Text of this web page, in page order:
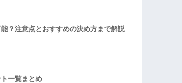
？注意点とおすすめの決め方まで解説
一覧まとめ